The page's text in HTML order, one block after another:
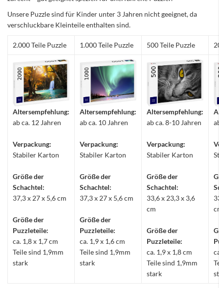
Unsere Puzzle sind für Kinder unter 3 Jahren nicht geeignet, da
verschluckbare Kleinteile enthalten sind.
2.000 Teile Puzzle 1.000 Teile Puzzle 500 Teile Puzzle
Altersempfehlung:
ab ca. 12 Jahren
Verpackung:
Stabiler Karton
Größe der
Schachtel:
37,3 x 27 x 5,6 cm
Größe der
Puzzleteile:
ca. 1,8 x 1,7 cm
Teile sind 1,9mm
stark
Altersempfehlung:
ab ca. 10 Jahren
Verpackung:
Stabiler Karton
Größe der
Schachtel:
37,3 x 27 x 5,6 cm
Größe der
Puzzleteile:
ca. 1,9 x 1,6 cm
Teile sind 1,9mm
stark
Altersempfehlung:
ab ca. 8-10 Jahren
Verpackung:
Stabiler Karton
Größe der
Schachtel:
33,6 x 23,3 x 3,6
cm
Größe der
Puzzleteile:
ca. 1,9 x 1,8 cm
Teile sind 1,9mm
stark